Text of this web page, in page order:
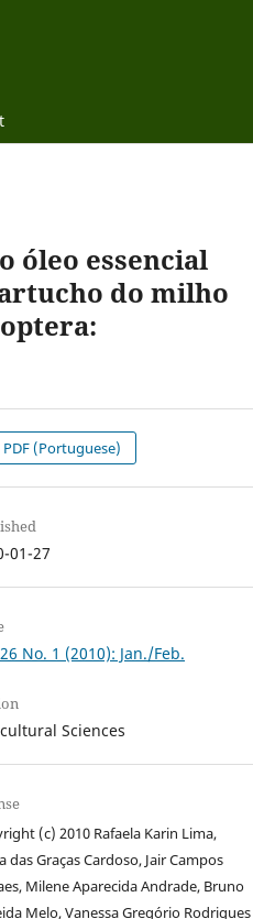
óleo essencial
do milho
PDF (Portuguese)
01-27
No. 1 (2010): Jan./Feb.
Sciences
(c) 2010 Rafaela Karin Lima,
das Graças Cardoso, Jair Campos
Milene Aparecida Andrade, Bruno
Melo, Vanessa Gregório Rodrigues